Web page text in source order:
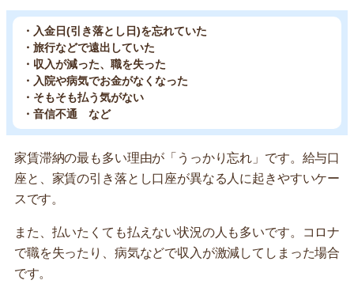
・入金日(引き落とし日)を忘れていた
・旅行などで遠出していた
・収入が減った、職を失った
・入院や病気でお金がなくなった
・そもそも払う気がない
・音信不通 など
家賃滞納の最も多い理由が「うっかり忘れ」です。給与口
座と、家賃の引き落とし口座が異なる人に起きやすいケー
スです。
また、払いたくても払えない状況の人も多いです。コロナ
で職を失ったり、病気などで収入が激減してしまった場合
です。